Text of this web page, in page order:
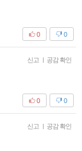
0
0
신고 | 공감 확인
0
0
신고 | 공감 확인